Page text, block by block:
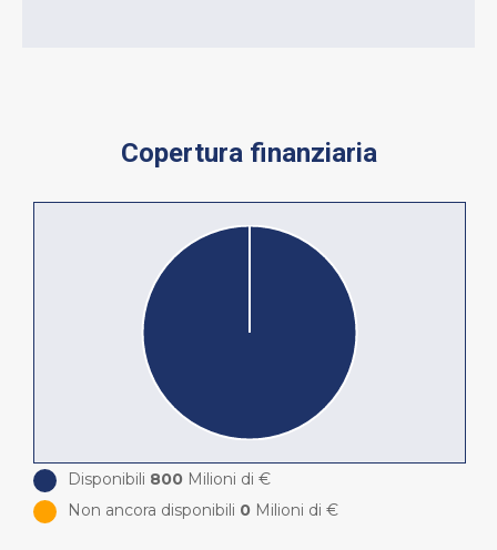
Copertura finanziaria
Disponibili 800 Milioni di €
Non ancora disponibili 0 Milioni di €